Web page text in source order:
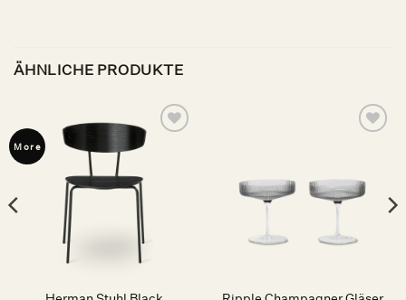
ÄHNLICHE PRODUKTE
More
Auf die
Wunschliste